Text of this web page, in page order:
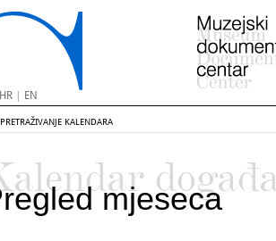
HR| EN
PRETRAŽIVANJE KALENDARA
mjeseca